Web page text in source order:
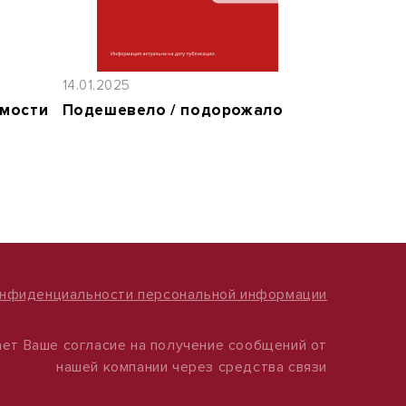
14.01.2025
Подешевело / подорожало
персональной информации
Ваше согласие на получение сообщений от
нашей компании через средства связи